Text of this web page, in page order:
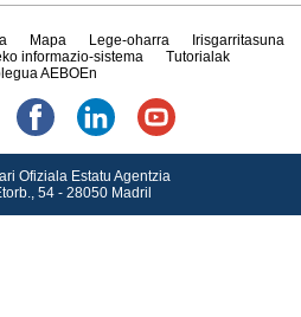
Mapa Lege-oharra
Irisgarritasuna
informazio-sistema
Tutorialak
AEBOEn
Ofiziala Estatu Agentzia
54 - 28050 Madril